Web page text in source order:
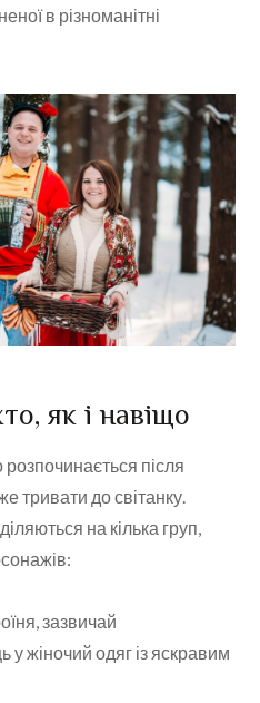
в різноманітні
як і навіщо
після
тривати до світанку.
на кілька груп,
зазвичай
жіночий одяг із яскравим